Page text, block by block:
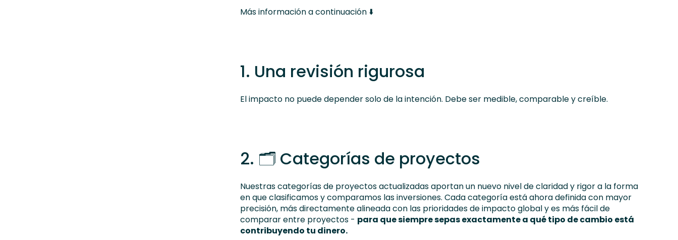
Más información a continuación ⬇️
1. Una revisión rigurosa
El impacto no puede depender solo de la intención. Debe ser medible, comparable y creíble.
2. 🗂️ Categorías de proyectos
Nuestras categorías de proyectos actualizadas aportan un nuevo nivel de claridad y rigor a la forma
en que clasificamos y comparamos las inversiones. Cada categoría está ahora definida con mayor
precisión, más directamente alineada con las prioridades de impacto global y es más fácil de
comparar entre proyectos - para que siempre sepas exactamente a qué tipo de cambio está
contribuyendo tu dinero.